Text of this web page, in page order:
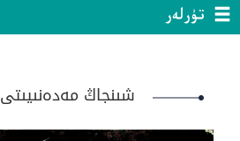
تۈرلەر
شىنجاڭ مەدەنىيىتى 1-2013